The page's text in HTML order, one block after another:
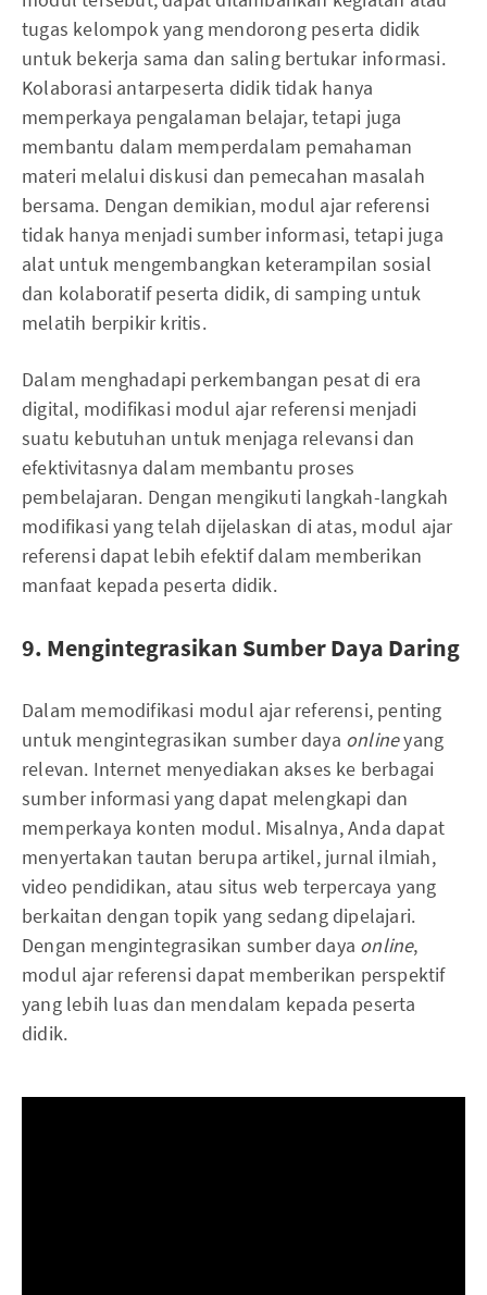
tugas kelompok yang mendorong peserta didik
untuk bekerja sama dan saling bertukar informasi.
Kolaborasi antarpeserta didik tidak hanya
memperkaya pengalaman belajar, tetapi juga
membantu dalam memperdalam pemahaman
materi melalui diskusi dan pemecahan masalah
bersama. Dengan demikian, modul ajar referensi
tidak hanya menjadi sumber informasi, tetapi juga
alat untuk mengembangkan keterampilan sosial
dan kolaboratif peserta didik, di samping untuk
melatih berpikir kritis.
Dalam menghadapi perkembangan pesat di era
digital, modifikasi modul ajar referensi menjadi
suatu kebutuhan untuk menjaga relevansi dan
efektivitasnya dalam membantu proses
pembelajaran. Dengan mengikuti langkah-langkah
modifikasi yang telah dijelaskan di atas, modul ajar
referensi dapat lebih efektif dalam memberikan
manfaat kepada peserta didik.
9. Mengintegrasikan Sumber Daya Daring
Dalam memodifikasi modul ajar referensi, penting
untuk mengintegrasikan sumber daya onlineyang
relevan. Internet menyediakan akses ke berbagai
sumber informasi yang dapat melengkapi dan
memperkaya konten modul. Misalnya, Anda dapat
menyertakan tautan berupa artikel, jurnal ilmiah,
video pendidikan, atau situs web terpercaya yang
berkaitan dengan topik yang sedang dipelajari.
Dengan mengintegrasikan sumber daya online,
modul ajar referensi dapat memberikan perspektif
yang lebih luas dan mendalam kepada peserta
didik.